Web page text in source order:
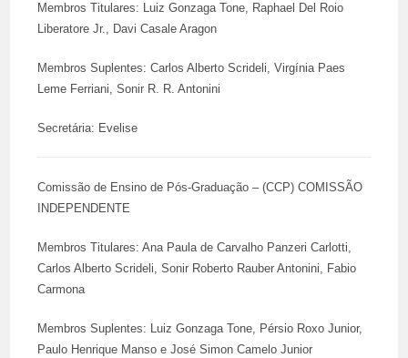
Membros Titulares: Luiz Gonzaga Tone, Raphael Del Roio
Liberatore Jr., Davi Casale Aragon
Membros Suplentes: Carlos Alberto Scrideli, Virgínia Paes
Leme Ferriani, Sonir R. R. Antonini
Secretária: Evelise
Comissão de Ensino de Pós-Graduação – (CCP) COMISSÃO
INDEPENDENTE
Membros Titulares: Ana Paula de Carvalho Panzeri Carlotti,
Carlos Alberto Scrideli, Sonir Roberto Rauber Antonini, Fabio
Carmona
Membros Suplentes: Luiz Gonzaga Tone, Pérsio Roxo Junior,
Paulo Henrique Manso e José Simon Camelo Junior